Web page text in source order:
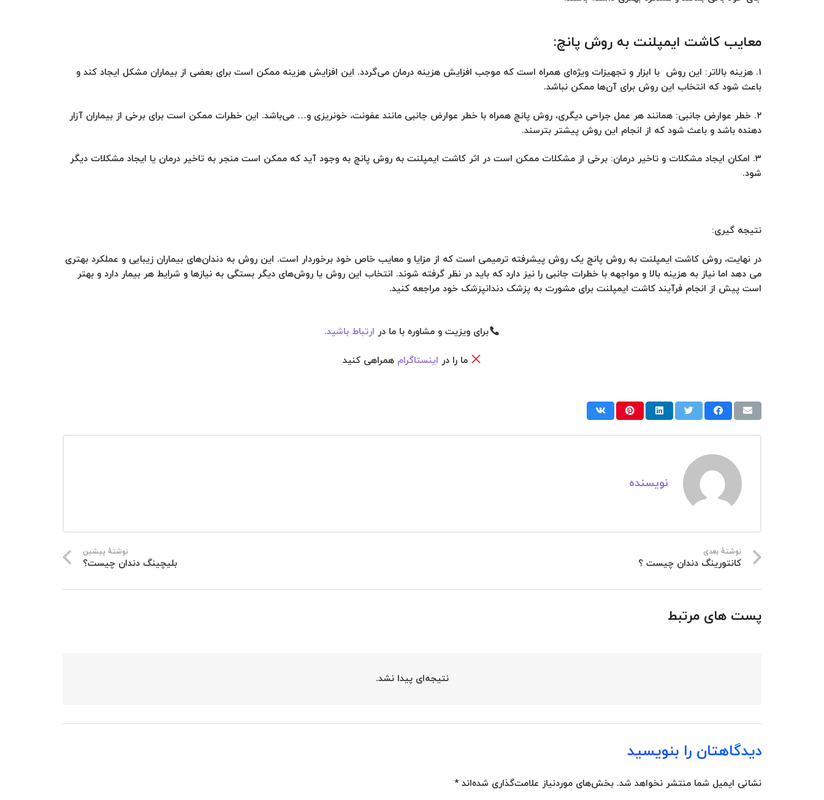
معایب کاشت ایمپلنت به روش پانچ:
۱. هزینه بالاتر: این روش با ابزار و تجهیزات ویژه‌ای همراه است که موجب افزایش هزینه درمان می‌گردد. این افزایش هزینه ممکن است برای بعضی از بیماران مشکل ایجاد کند و
باعث شود که انتخاب این روش برای آن‌ها ممکن نباشد.
۲. خطر عوارض جانبی: همانند هر عمل جراحی دیگری، روش پانچ همراه با خطر عوارض جانبی مانند عفونت، خونریزی و… می‌باشد. این خطرات ممکن است برای برخی از بیماران آزار
دهنده باشد و باعث شود که از انجام این روش پیشتر بترسند.
۳. امکان ایجاد مشکلات و تاخیر درمان: برخی از مشکلات ممکن است در اثر کاشت ایمپلنت به روش پانچ به وجود آید که ممکن است منجر به تاخیر درمان یا ایجاد مشکلات دیگر
شود.
نتیجه گیری:
در نهایت، روش کاشت ایمپلنت به روش پانچ یک روش پیشرفته ترمیمی است که از مزایا و معایب خاص خود برخوردار است. این روش به دندان‌های بیماران زیبایی و عملکرد بهتری
می دهد اما نیاز به هزینه بالا و مواجهه با خطرات جانبی را نیز دارد که باید در نظر گرفته شوند. انتخاب این روش یا روش‌های دیگر بستگی به نیازها و شرایط هر بیمار دارد و بهتر
است پیش از انجام فرآیند کاشت ایمپلنت برای مشورت به پزشک دندانپزشک خود مراجعه کنید.
برای ویزیت و مشاوره با ما درارتباط باشید.
ما را در اینستاگرامهمراهی کنید
نویسنده
نوشتهٔ پیشین
بلیچینگ دندان چیست؟
نوشتهٔ بعدی
کانتورینگ دندان چیست ؟
پست های مرتبط
نتیجه‌ای پیدا نشد.
دیدگاهتان را بنویسید
نشانی ایمیل شما منتشر نخواهد شد. بخش‌های موردنیاز علامت‌گذاری شده‌اند*